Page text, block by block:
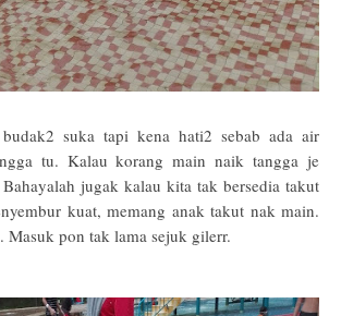
suka tapi kena hati2 sebab ada air
tu. Kalau korang main naik tangga je
jugak kalau kita tak bersedia takut
kuat, memang anak takut nak main.
Masuk pon tak lama sejuk gilerr.